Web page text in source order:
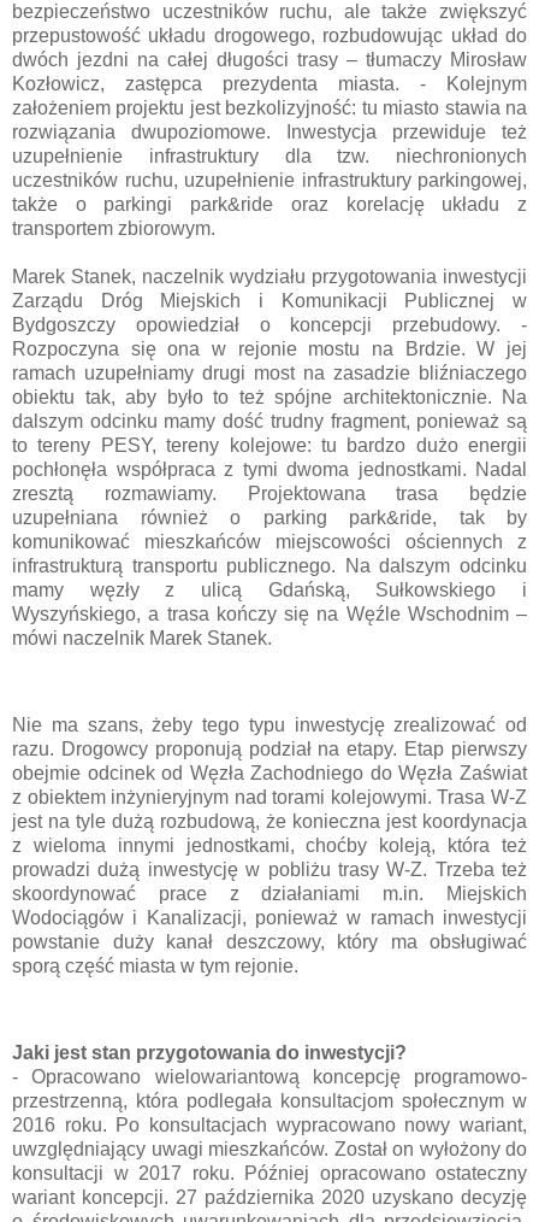
bezpieczeństwo uczestników ruchu, ale także zwiększyć
przepustowość układu drogowego, rozbudowując układ do
dwóch jezdni na całej długości trasy – tłumaczy Mirosław
Kozłowicz, zastępca prezydenta miasta. - Kolejnym
założeniem projektu jest bezkolizyjność: tu miasto stawia na
rozwiązania dwupoziomowe. Inwestycja przewiduje też
uzupełnienie infrastruktury dla tzw. niechronionych
uczestników ruchu, uzupełnienie infrastruktury parkingowej,
także o parkingi park&ride oraz korelację układu z
transportem zbiorowym.
Marek Stanek, naczelnik wydziału przygotowania inwestycji
Zarządu Dróg Miejskich i Komunikacji Publicznej w
Bydgoszczy opowiedział o koncepcji przebudowy. -
Rozpoczyna się ona w rejonie mostu na Brdzie. W jej
ramach uzupełniamy drugi most na zasadzie bliźniaczego
obiektu tak, aby było to też spójne architektonicznie. Na
dalszym odcinku mamy dość trudny fragment, ponieważ są
to tereny PESY, tereny kolejowe: tu bardzo dużo energii
pochłonęła współpraca z tymi dwoma jednostkami. Nadal
zresztą rozmawiamy. Projektowana trasa będzie
uzupełniana również o parking park&ride, tak by
komunikować mieszkańców miejscowości ościennych z
infrastrukturą transportu publicznego. Na dalszym odcinku
mamy węzły z ulicą Gdańską, Sułkowskiego i
Wyszyńskiego, a trasa kończy się na Węźle Wschodnim –
mówi naczelnik Marek Stanek.
Nie ma szans, żeby tego typu inwestycję zrealizować od
razu. Drogowcy proponują podział na etapy. Etap pierwszy
obejmie odcinek od Węzła Zachodniego do Węzła Zaświat
z obiektem inżynieryjnym nad torami kolejowymi. Trasa W-Z
jest na tyle dużą rozbudową, że konieczna jest koordynacja
z wieloma innymi jednostkami, choćby koleją, która też
prowadzi dużą inwestycję w pobliżu trasy W-Z. Trzeba też
skoordynować prace z działaniami m.in. Miejskich
Wodociągów i Kanalizacji, ponieważ w ramach inwestycji
powstanie duży kanał deszczowy, który ma obsługiwać
sporą część miasta w tym rejonie.
Jaki jest stan przygotowania do inwestycji?
- Opracowano wielowariantową koncepcję programowo-
przestrzenną, która podlegała konsultacjom społecznym w
2016 roku. Po konsultacjach wypracowano nowy wariant,
uwzględniający uwagi mieszkańców. Został on wyłożony do
konsultacji w 2017 roku. Później opracowano ostateczny
wariant koncepcji. 27 października 2020 uzyskano decyzję